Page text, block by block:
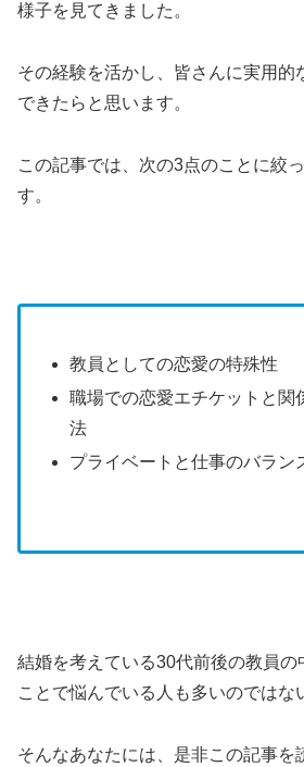
様子を見てきました。
その経験を活かし、皆さんに実用的
できたらと思います。
この記事では、次の3点のことに絞
す。
教員としての恋愛の特殊性
職場での恋愛エチケットと関
法
プライベートと仕事のバラン
結婚を考えている30代前後の教員の
ことで悩んでいる人も多いのではな
そんなあなたには、是非この記事を